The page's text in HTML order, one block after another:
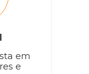
em
e